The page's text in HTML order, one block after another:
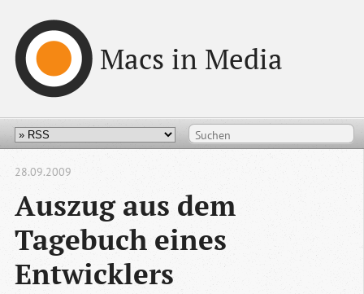
Macs in Media
Auszug aus dem
Tagebuch eines
Entwicklers
28.09.2009